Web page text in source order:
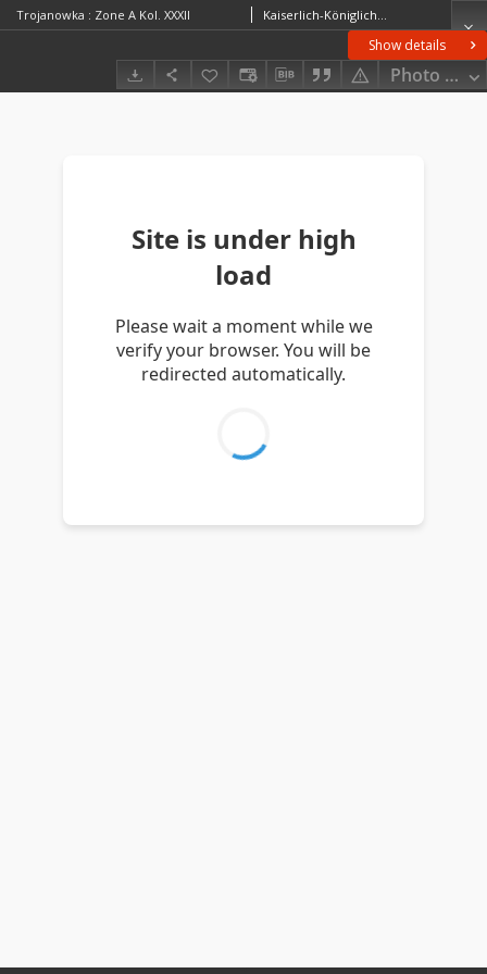
Show details
Photo
Trojanowka : Zone A Kol. XXXII Kaiserlich-Königliches Militär-Geographisches Institut (Wiedeń). Instytucja sprawcza. Wydawca